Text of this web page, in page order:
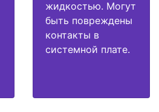
жидкостью. Могут
быть повреждены
контакты в
системной плате.